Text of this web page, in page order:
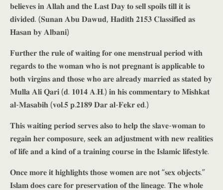
𝐛𝐞𝐥𝐢𝐞𝐯𝐞𝐬 𝐢𝐧 𝐀𝐥𝐥𝐚𝐡 𝐚𝐧𝐝 𝐭𝐡𝐞 𝐋𝐚𝐬𝐭 𝐃𝐚𝐲 𝐭𝐨 𝐬𝐞𝐥𝐥 𝐬𝐩𝐨𝐢𝐥𝐬 𝐭𝐢𝐥𝐥 𝐢𝐭 𝐢𝐬
𝐝𝐢𝐯𝐢𝐝𝐞𝐝. (𝐒𝐮𝐧𝐚𝐧 𝐀𝐛𝐮 𝐃𝐚𝐰𝐮𝐝, 𝐇𝐚𝐝𝐢𝐭𝐡 𝟐𝟏𝟓𝟑 𝐂𝐥𝐚𝐬𝐬𝐢𝐟𝐢𝐞𝐝 𝐚𝐬
𝐇𝐚𝐬𝐚𝐧 𝐛𝐲 𝐀𝐥𝐛𝐚𝐧𝐢)
𝐅𝐮𝐫𝐭𝐡𝐞𝐫 𝐭𝐡𝐞 𝐫𝐮𝐥𝐞 𝐨𝐟 𝐰𝐚𝐢𝐭𝐢𝐧𝐠 𝐟𝐨𝐫 𝐨𝐧𝐞 𝐦𝐞𝐧𝐬𝐭𝐫𝐮𝐚𝐥 𝐩𝐞𝐫𝐢𝐨𝐝 𝐰𝐢𝐭𝐡
𝐫𝐞𝐠𝐚𝐫𝐝𝐬 𝐭𝐨 𝐭𝐡𝐞 𝐰𝐨𝐦𝐚𝐧 𝐰𝐡𝐨 𝐢𝐬 𝐧𝐨𝐭 𝐩𝐫𝐞𝐠𝐧𝐚𝐧𝐭 𝐢𝐬 𝐚𝐩𝐩𝐥𝐢𝐜𝐚𝐛𝐥𝐞 𝐭𝐨
𝐛𝐨𝐭𝐡 𝐯𝐢𝐫𝐠𝐢𝐧𝐬 𝐚𝐧𝐝 𝐭𝐡𝐨𝐬𝐞 𝐰𝐡𝐨 𝐚𝐫𝐞 𝐚𝐥𝐫𝐞𝐚𝐝𝐲 𝐦𝐚𝐫𝐫𝐢𝐞𝐝 𝐚𝐬 𝐬𝐭𝐚𝐭𝐞𝐝 𝐛𝐲
𝐌𝐮𝐥𝐥𝐚 𝐀𝐥𝐢 𝐐𝐚𝐫𝐢 (𝐝. 𝟏𝟎𝟏𝟒 𝐀.𝐇.) 𝐢𝐧 𝐡𝐢𝐬 𝐜𝐨𝐦𝐦𝐞𝐧𝐭𝐚𝐫𝐲 𝐭𝐨 𝐌𝐢𝐬𝐡𝐤𝐚𝐭
𝐚𝐥-𝐌𝐚𝐬𝐚𝐛𝐢𝐡 (𝐯𝐨𝐥.𝟓 𝐩.𝟐𝟏𝟖𝟗 𝐃𝐚𝐫 𝐚𝐥-𝐅𝐞𝐤𝐫 𝐞𝐝.)
𝐓𝐡𝐢𝐬 𝐰𝐚𝐢𝐭𝐢𝐧𝐠 𝐩𝐞𝐫𝐢𝐨𝐝 𝐬𝐞𝐫𝐯𝐞𝐬 𝐚𝐥𝐬𝐨 𝐭𝐨 𝐡𝐞𝐥𝐩 𝐭𝐡𝐞 𝐬𝐥𝐚𝐯𝐞-𝐰𝐨𝐦𝐚𝐧 𝐭𝐨
𝐫𝐞𝐠𝐚𝐢𝐧 𝐡𝐞𝐫 𝐜𝐨𝐦𝐩𝐨𝐬𝐮𝐫𝐞, 𝐬𝐞𝐞𝐤 𝐚𝐧 𝐚𝐝𝐣𝐮𝐬𝐭𝐦𝐞𝐧𝐭 𝐰𝐢𝐭𝐡 𝐧𝐞𝐰 𝐫𝐞𝐚𝐥𝐢𝐭𝐢𝐞𝐬
𝐨𝐟 𝐥𝐢𝐟𝐞 𝐚𝐧𝐝 𝐚 𝐤𝐢𝐧𝐝 𝐨𝐟 𝐚 𝐭𝐫𝐚𝐢𝐧𝐢𝐧𝐠 𝐜𝐨𝐮𝐫𝐬𝐞 𝐢𝐧 𝐭𝐡𝐞 𝐈𝐬𝐥𝐚𝐦𝐢𝐜 𝐥𝐢𝐟𝐞𝐬𝐭𝐲𝐥𝐞.
𝐎𝐧𝐜𝐞 𝐦𝐨𝐫𝐞 𝐢𝐭 𝐡𝐢𝐠𝐡𝐥𝐢𝐠𝐡𝐭𝐬 𝐭𝐡𝐨𝐬𝐞 𝐰𝐨𝐦𝐞𝐧 𝐚𝐫𝐞 𝐧𝐨𝐭 “𝐬𝐞𝐱 𝐨𝐛𝐣𝐞𝐜𝐭𝐬.”
𝐈𝐬𝐥𝐚𝐦 𝐝𝐨𝐞𝐬 𝐜𝐚𝐫𝐞 𝐟𝐨𝐫 𝐩𝐫𝐞𝐬𝐞𝐫𝐯𝐚𝐭𝐢𝐨𝐧 𝐨𝐟 𝐭𝐡𝐞 𝐥𝐢𝐧𝐞𝐚𝐠𝐞. 𝐓𝐡𝐞 𝐰𝐡𝐨𝐥𝐞